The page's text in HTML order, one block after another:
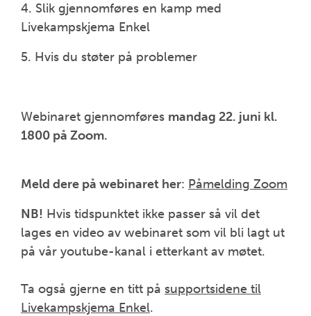
4. Slik gjennomføres en kamp med
Livekampskjema Enkel
5. Hvis du støter på problemer
Webinaret gjennomføres mandag 22. juni kl.
1800 på Zoom.
Meld dere på webinaret her: Påmelding Zoom
NB! Hvis tidspunktet ikke passer så vil det
lages en video av webinaret som vil bli lagt ut
på vår youtube-kanal i etterkant av møtet.
Ta også gjerne en titt på supportsidene til
Livekampskjema Enkel.